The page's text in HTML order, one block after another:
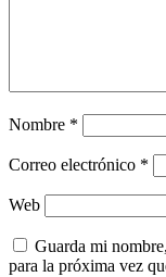
Nombre *
Correo electrónico *
Web
Guarda mi
para la próxima vez